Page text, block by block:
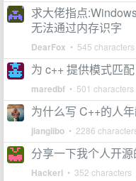
求大佬指点
无法通过内存识字
DearFox • 545
为 c++ 提供模式匹配
maredbf • 501
为什么写 C++的人年
jianglibo • 2286
分享一下我个人开
Hackerl • 352 characters